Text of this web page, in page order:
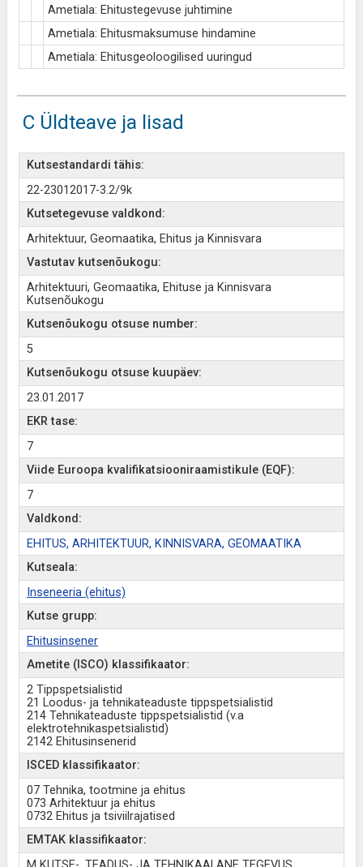
Ametiala: Ehitustegevuse juhtimine
Ametiala: Ehitusmaksumuse hindamine
Ametiala: Ehitusgeoloogilised uuringud
C Üldteave ja lisad
Kutsestandardi tähis:
22-23012017-3.2/9k
Kutsetegevuse valdkond:
Arhitektuur, Geomaatika, Ehitus ja Kinnisvara
Vastutav kutsenõukogu:
Arhitektuuri, Geomaatika, Ehituse ja Kinnisvara
Kutsenõukogu
Kutsenõukogu otsuse number:
5
Kutsenõukogu otsuse kuupäev:
23.01.2017
EKR tase:
7
Viide Euroopa kvalifikatsiooniraamistikule (EQF):
7
Valdkond:
EHITUS, ARHITEKTUUR, KINNISVARA, GEOMAATIKA
Kutseala:
Inseneeria (ehitus)
Kutse grupp:
Ehitusinsener
Ametite (ISCO) klassifikaator:
2 Tippspetsialistid
21 Loodus- ja tehnikateaduste tippspetsialistid
214 Tehnikateaduste tippspetsialistid (v.a
elektrotehnikaspetsialistid)
2142 Ehitusinsenerid
ISCED klassifikaator:
07 Tehnika, tootmine ja ehitus
073 Arhitektuur ja ehitus
0732 Ehitus ja tsiviilrajatised
EMTAK klassifikaator: